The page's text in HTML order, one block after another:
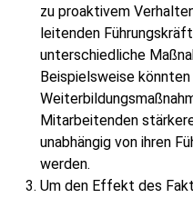
zu proaktivem
leitenden
unterschiedliche
Beispielsweise
Mitarbeitenden
unabhängig von ihren
werden.
Um den Effekt des